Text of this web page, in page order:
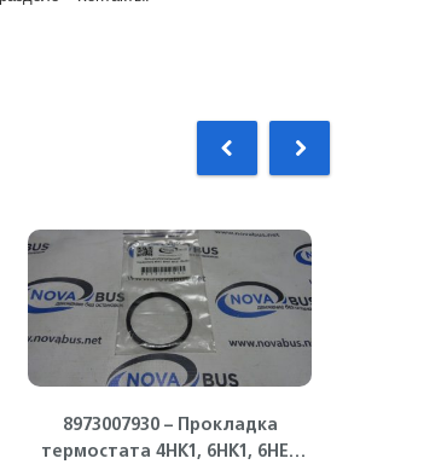
8973007930 – Прокладка
термостата 4HK1, 6HK1, 6HE1